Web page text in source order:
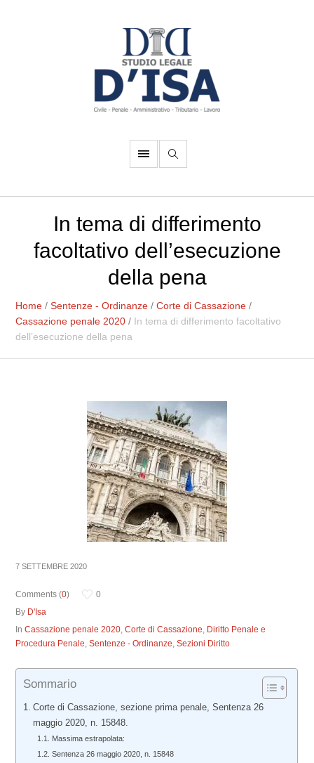
In tema di differimento
facoltativo dell’esecuzione
della pena
Home /Sentenze - Ordinanze /Corte di Cassazione /
Cassazione penale 2020 / In tema di differimento facoltativo
dell’esecuzione della pena
7 SETTEMBRE 2020
Comments (0)
0
By D'Isa
InCassazione penale 2020,Corte di Cassazione, Diritto Penale e
Procedura Penale,Sentenze - Ordinanze,Sezioni Diritto
Sommario
Corte di Cassazione, sezione prima penale, Sentenza 26
maggio 2020, n. 15848.
Massima estrapolata:
Sentenza 26 maggio 2020, n. 15848